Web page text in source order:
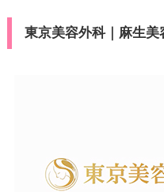
東京美容外科｜麻生